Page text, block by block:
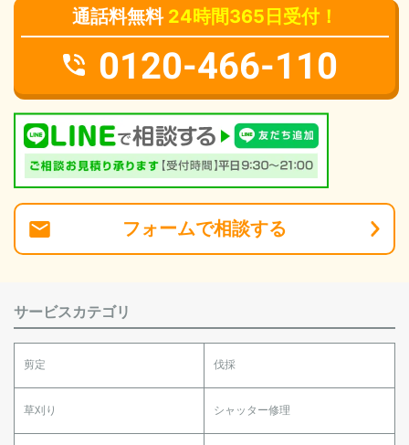
通話料無料 24時間365日受付！
0120-466-110
フォームで相談する
サービスカテゴリ
剪定 伐採
草刈り シャッター修理